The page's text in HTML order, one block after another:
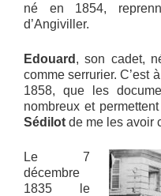
né en 1854,
d’Angiviller.
Edouard , son cadet,
comme serrurier. C’est
1858, que les
nombreux et
Sédilot de me les avoir
Le 7
décembre
1835 le